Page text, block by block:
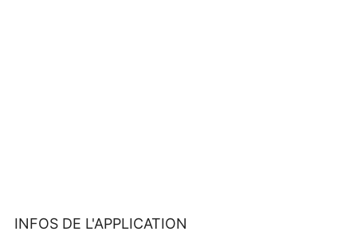
INFOS DE L'APPLICATION